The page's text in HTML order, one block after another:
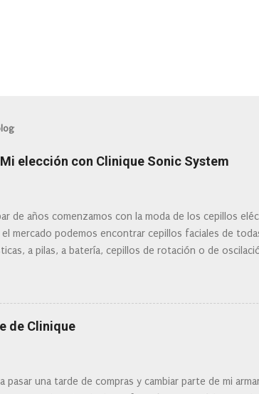
elección con Clinique Sonic System
de años comenzamos con la moda de los cepillos
el mercado podemos encontrar cepillos faciales de
a pilas, a batería, cepillos de rotación o de
mi tipo de piel? ¿Qué busco?... En este post os voy a
de Clinique
pasar una tarde de compras y cambiar parte de mi